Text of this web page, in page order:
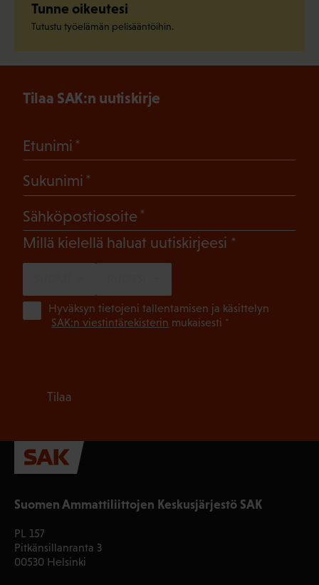
Tunne oikeutesi
Tutustu työelämän pelisääntöihin.
Suomen Ammattiliittojen Keskusjärjestö SAK
PL 157
Pitkänsillanranta 3
00530 Helsinki
Tilaa SAK:n uutiskirje
Etunimi
Sukunimi
Sähköpostiosoite
Millä kielellä haluat uutiskirjeesi (Pakollinen)
Hyväksyn tietojeni tallentamisen ja käsittelyn
SAK:n viestintärekisterin mukaisesti *
Tilaa